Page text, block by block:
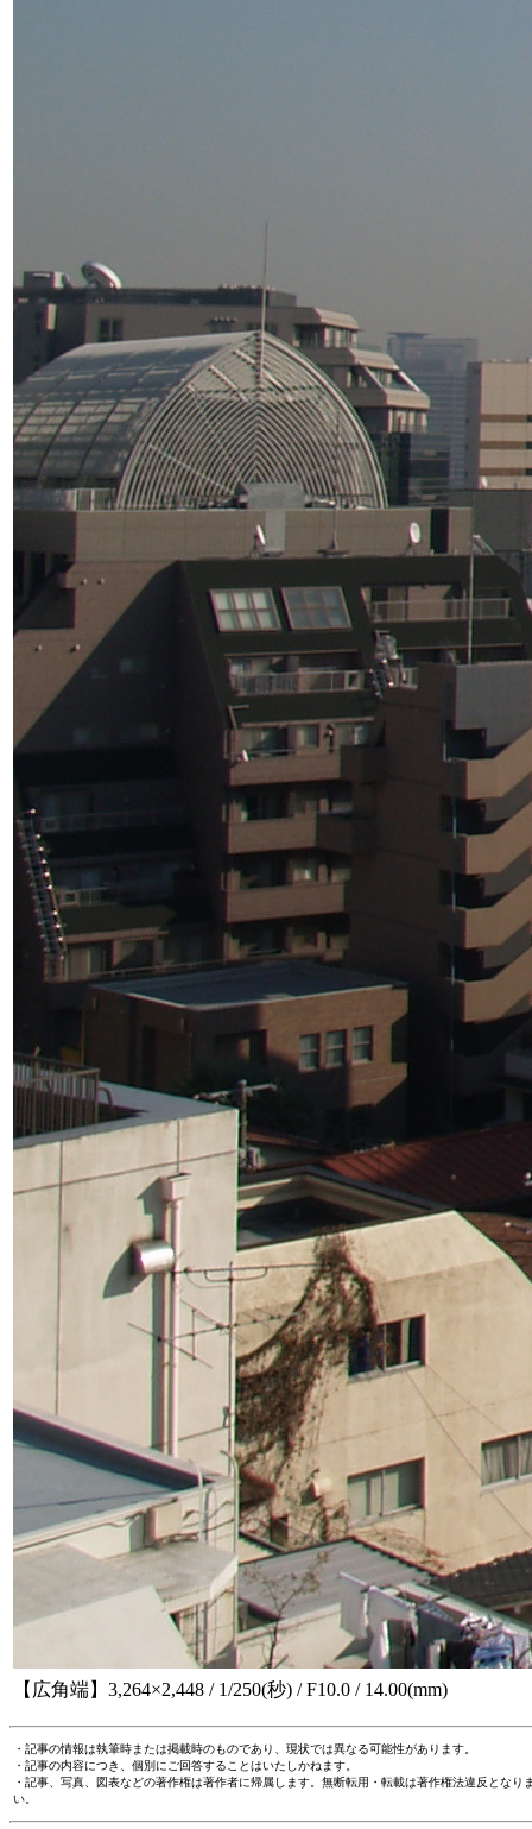
【広角端】3,264×2,448 / 1/250(秒) / F10.0 / 14.00(mm)
・記事の情報は執筆時または掲載時のものであり、現状では異なる可能性があります。
・記事の内容につき、個別にご回答することはいたしかねます。
・記事、写真、図表などの著作権は著作者に帰属します。無断転用・転載は著作権法違反とな
い。